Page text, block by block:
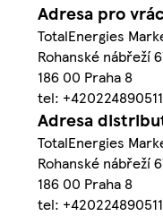
Adresa pro
TotalEnergies
Rohanské nábřeží
186 00 Praha 8
tel: +420224890511
Adresa
TotalEnergies
Rohanské nábřeží
186 00 Praha 8
tel: +420224890511